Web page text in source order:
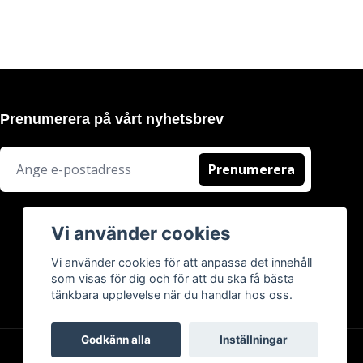
Prenumerera på vårt nyhetsbrev
Prenumerera
Vi använder cookies
Vi använder cookies för att anpassa det innehåll
som visas för dig och för att du ska få bästa
tänkbara upplevelse när du handlar hos oss.
Godkänn alla Inställningar